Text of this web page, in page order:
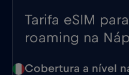
Tarifa eSIM
roaming na
Cobertura a nível